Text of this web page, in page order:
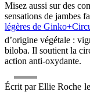
Misez aussi sur des
sensations de jambes
légères de
d’origine végétale :
biloba. Il soutient la
action anti-oxydante.
Écrit parEllie Roche le